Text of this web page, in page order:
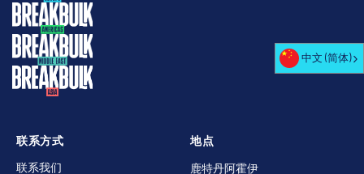
地点
鹿特丹阿霍伊
联系方式
联系我们
中文 (简体)